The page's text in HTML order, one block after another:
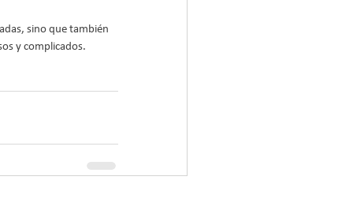
sino que también
y complicados.